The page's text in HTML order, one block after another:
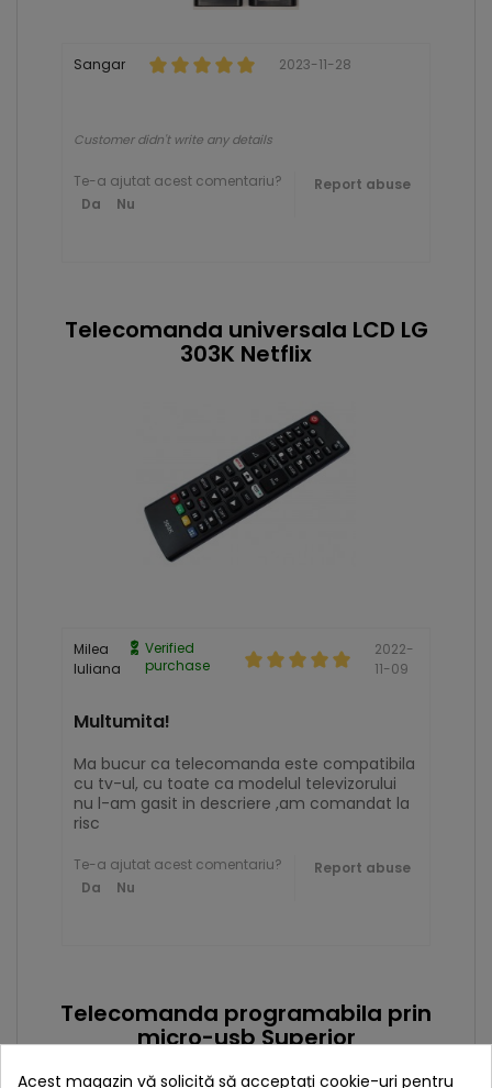
Sangar 2023-11-28
Customer didn't write any details
Te-a ajutat acest comentariu?
Da
Nu
Report abuse
Telecomanda universala LCD LG
303K Netflix
Milea
Iuliana
Verified
purchase
2022-
11-09
Multumita!
Ma bucur ca telecomanda este compatibila
cu tv-ul, cu toate ca modelul televizorului
nu l-am gasit in descriere ,am comandat la
risc
Te-a ajutat acest comentariu?
Da
Nu
Report abuse
Telecomanda programabila prin
micro-usb Superior
Acest magazin vă solicită să acceptați cookie-uri pentru